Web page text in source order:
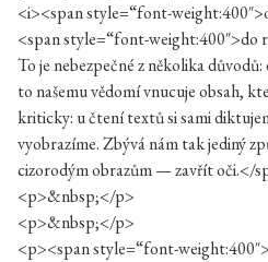
<i><span style=“font-
<span style=“font-weight:400″>do
To je nebezpečné z několika
to našemu vědomí vnucuje obsah,
kriticky: u čtení textů si sami
vyobrazíme. Zbývá nám tak jediný
cizorodým obrazům — zavřít oči.</
<p>&nbsp;</p>
<p>&nbsp;</p>
<p><span style=“font-